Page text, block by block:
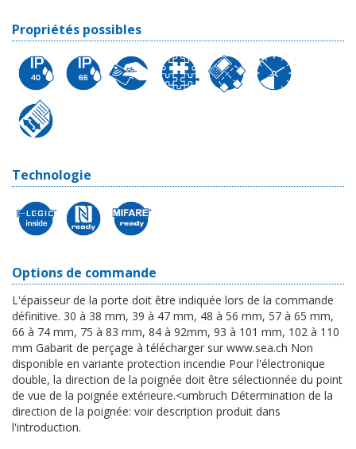
Propriétés possibles
Technologie
Options de commande
L'épaisseur de la porte doit être indiquée lors de la commande
définitive. 30 à 38 mm, 39 à 47 mm, 48 à 56 mm, 57 à 65 mm,
66 à 74 mm, 75 à 83 mm, 84 à 92mm, 93 à 101 mm, 102 à 110
mm Gabarit de perçage à télécharger sur www.sea.ch Non
disponible en variante protection incendie Pour l'électronique
double, la direction de la poignée doit être sélectionnée du point
de vue de la poignée extérieure.<umbruch Détermination de la
direction de la poignée: voir description produit dans
l'introduction.